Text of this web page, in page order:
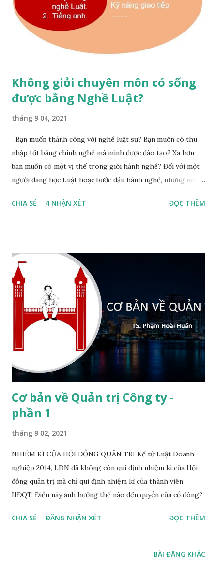
Không giỏi chuyên môn có sống
được bằng Nghề Luật?
tháng 9 04, 2021
Bạn muốn thành công với nghề luật sư? Bạn muốn có thu
nhập tốt bằng chính nghề mà mình được đào tạo? Xa hơn,
bạn muốn có một vị thế trong giới hành nghề? Đối với một
người đang học Luật hoặc bước đầu hành nghề, những mong
đề là bạn đã làm gì để đạt được điều ấy?
CHIA SẺ 4 NHẬN XÉT ĐỌC THÊM
Cơ bản về Quản trị Công ty -
phần 1
tháng 9 02, 2021
NHIỆM KÌ CỦA HỘI ĐỒNG QUẢN TRỊ Kể từ Luật Doanh
nghiệp 2014, LDN đã không còn qui định nhiệm kì của Hội
đồng quản trị mà chỉ qui định nhiệm kì của thành viên
HĐQT. Điều này ảnh hưởng thế nào đến quyền của cổ đông?
CHIA SẺ ĐĂNG NHẬN XÉT ĐỌC THÊM
BÀI ĐĂNG KHÁC